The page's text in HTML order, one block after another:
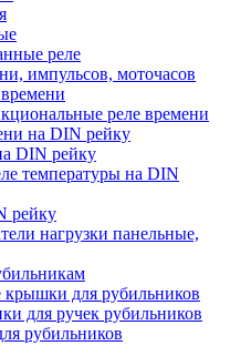
реле
импульсов, моточасов
реле времени
на DIN рейку
DIN рейку
температуры на DIN
рейку
нагрузки панельные,
для рубильников
для ручек рубильников
рубильников